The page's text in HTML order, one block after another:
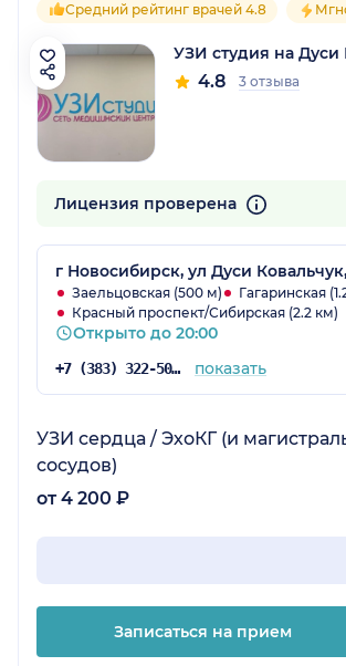
Средний рейтинг врачей 4.8
УЗИ студия на Дуси
4.8 3 отзыва
Лицензия проверена
г Новосибирск, ул Дуси
Заельцовская (500 м)
Гагаринская
Красный проспект/Сибирская (2.2 км)
Открыто до 20:00
+7 (383) 322-50-35 показать
УЗИ сердца / ЭхоКГ (и
сосудов)
от 4 200 ₽
Записаться на прием